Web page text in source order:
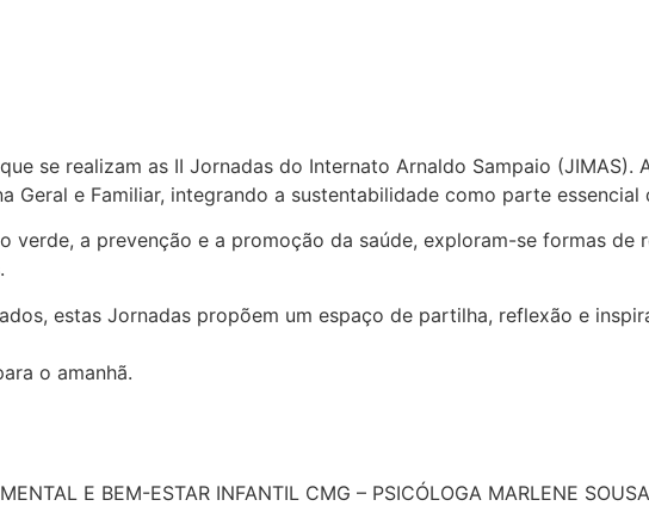
se realizam as II Jornadas do Internato Arnaldo Sampaio
Geral e Familiar, integrando a sustentabilidade como parte essencial
verde, a prevenção e a promoção da saúde, exploram-se formas
estas Jornadas propõem um espaço de partilha, reflexão e
o amanhã.
E BEM-ESTAR INFANTIL CMG – PSICÓLOGA MARLENE SOUSA